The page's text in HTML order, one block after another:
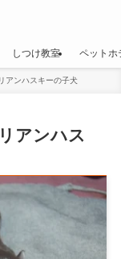
しつけ教室 ペットホ
アンハスキーの子犬
アンハス